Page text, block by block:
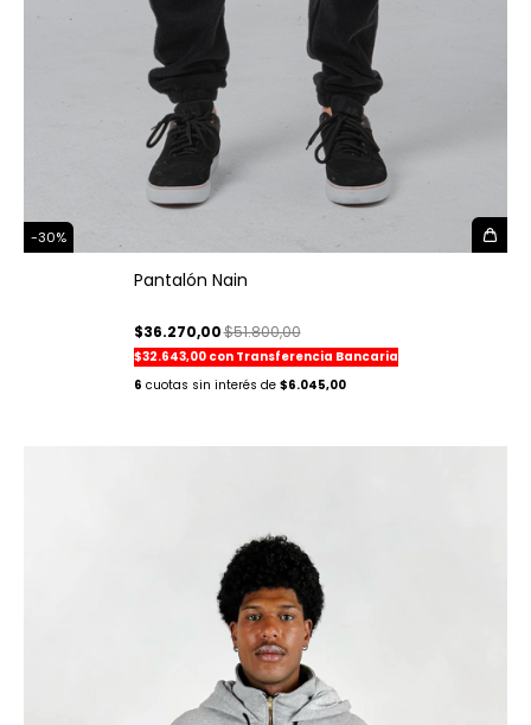
-30%
Pantalón Nain
$36.270,00$51.800,00
$32.643,00 con Transferencia Bancaria
6
$6.045,00